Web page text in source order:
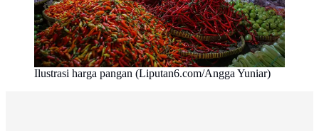
Ilustrasi harga pangan (Liputan6.com/Angga Yuniar)